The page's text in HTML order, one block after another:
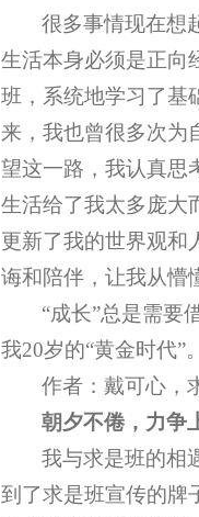
很多事情现在想
生活本身必须是正向
班，系统地学习了基
来，我也曾很多次为
望这一路，我认真思
生活给了我太多庞大
更新了我的世界观和
诲和陪伴，让我从懵
“成长”总是需要
我20岁的“黄金时代”。
作者：戴可心，
朝夕不倦，力争
我与求是班的相
到了求是班宣传的牌